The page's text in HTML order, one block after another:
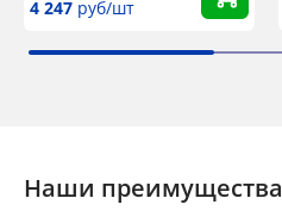
4 247 руб/шт
Наши преимущества